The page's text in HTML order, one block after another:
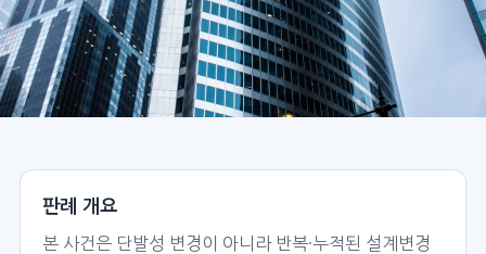
판례 개요
본 사건은 단발성 변경이 아니라 반복·누적된 설계변경